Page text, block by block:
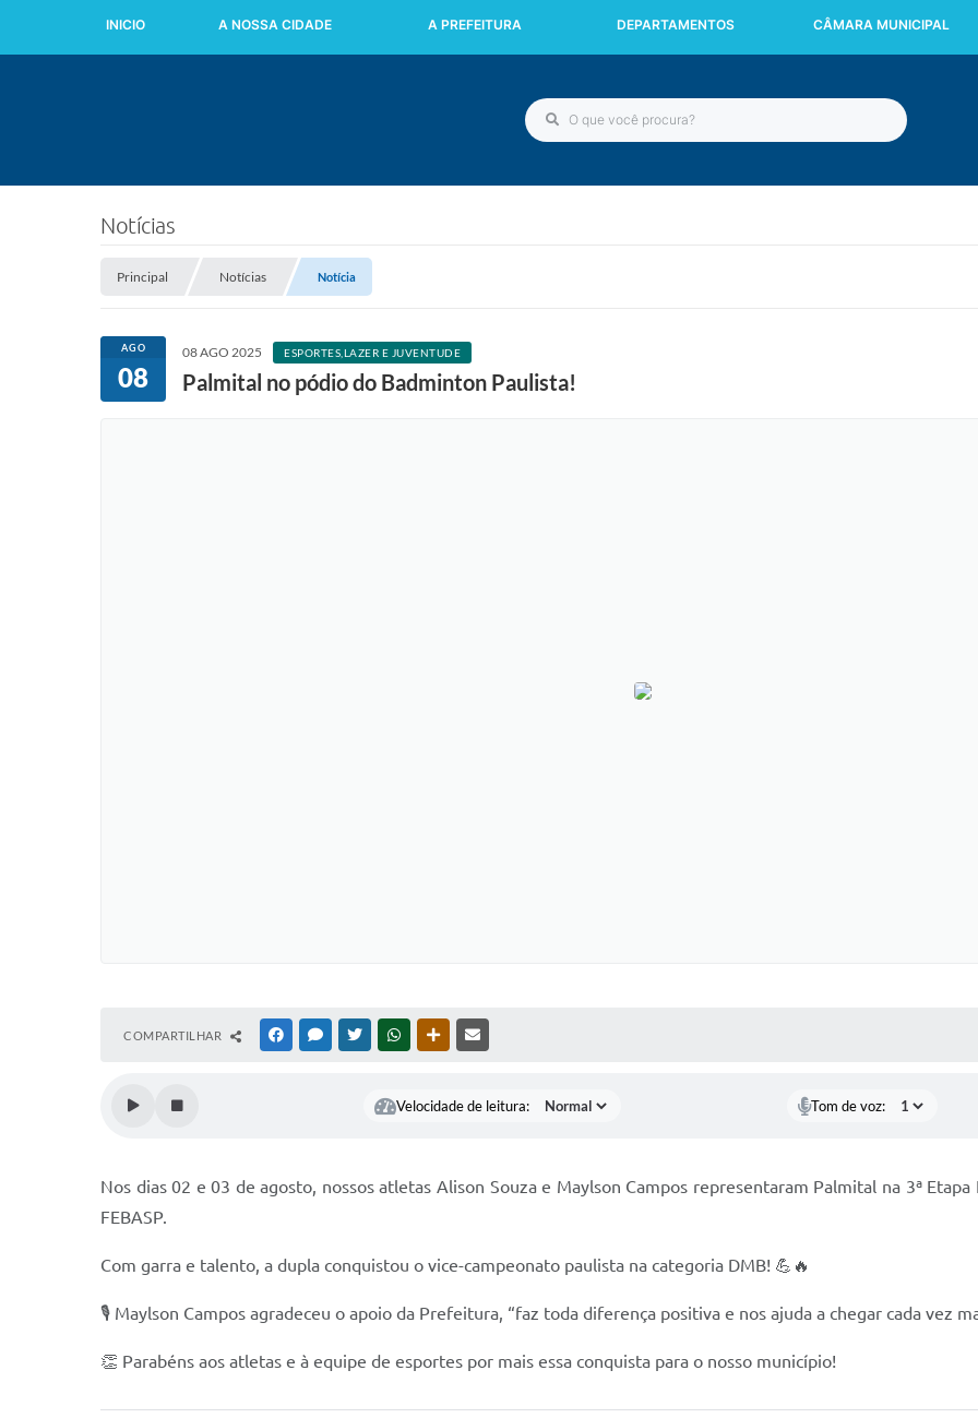
INICIO A NOSSA CIDADE A PREFEITURA DEPARTAMENTOS CÂMARA MUNICIPAL
Notícias
Principal Notícias Notícia
AGO
08
08 AGO 2025 ESPORTES,LAZER E JUVENTUDE
Palmital no pódio do Badminton Paulista!
COMPARTILHAR FACEBOOKMESSENGER
TWITTERWHATSAPPOUTRAS MÍDIAS
Velocidade de leitura: Tom de voz:
Nos dias 02 e 03 de agosto, nossos atletas Alison Souza e Maylson Campos representaram Palmital na 3ª
FEBASP.
Com garra e talento, a dupla conquistou o vice-campeonato paulista na categoria DMB! 💪🔥
🎙️ Maylson Campos agradeceu o apoio da Prefeitura, “faz toda diferença positiva e nos ajuda a chegar cada vez
👏 Parabéns aos atletas e à equipe de esportes por mais essa conquista para o nosso município!